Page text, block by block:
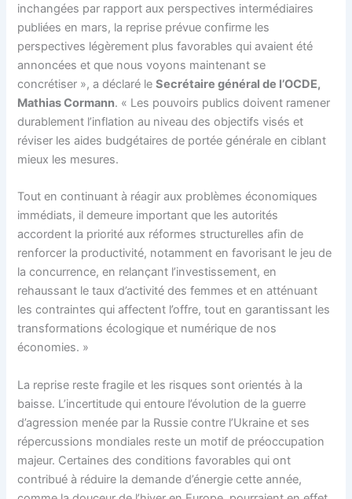
inchangées par rapport aux perspectives intermédiaires
publiées en mars, la reprise prévue confirme les
perspectives légèrement plus favorables qui avaient été
annoncées et que nous voyons maintenant se
concrétiser », a déclaré leSecrétaire général de l’OCDE,
Mathias Cormann. « Les pouvoirs publics doivent ramener
durablement l’inflation au niveau des objectifs visés et
réviser les aides budgétaires de portée générale en ciblant
mieux les mesures.
Tout en continuant à réagir aux problèmes économiques
immédiats, il demeure important que les autorités
accordent la priorité aux réformes structurelles afin de
renforcer la productivité, notamment en favorisant le jeu de
la concurrence, en relançant l’investissement, en
rehaussant le taux d’activité des femmes et en atténuant
les contraintes qui affectent l’offre, tout en garantissant les
transformations écologique et numérique de nos
économies. »
La reprise reste fragile et les risques sont orientés à la
baisse. L’incertitude qui entoure l’évolution de la guerre
d’agression menée par la Russie contre l’Ukraine et ses
répercussions mondiales reste un motif de préoccupation
majeur. Certaines des conditions favorables qui ont
contribué à réduire la demande d’énergie cette année,